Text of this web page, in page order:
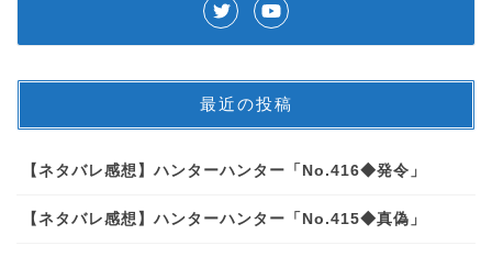
最近の投稿
【ネタバレ感想】ハンターハンター「No.416◆発令」
【ネタバレ感想】ハンターハンター「No.415◆真偽」